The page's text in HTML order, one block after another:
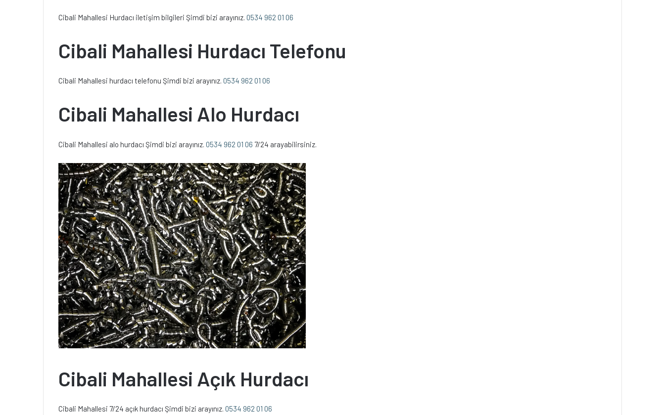
Cibali Mahallesi Hurdacı iletişim bilgileri Şimdi bizi arayınız. 0534 962 01 06
Cibali Mahallesi Hurdacı Telefonu
Cibali Mahallesi hurdacı telefonu Şimdi bizi arayınız. 0534 962 01 06
Cibali Mahallesi Alo Hurdacı
Cibali Mahallesi alo hurdacı Şimdi bizi arayınız. 0534 962 01 06 7/24 arayabilirsiniz.
Cibali Mahallesi Açık Hurdacı
Cibali Mahallesi 7/24 açık hurdacı Şimdi bizi arayınız. 0534 962 01 06